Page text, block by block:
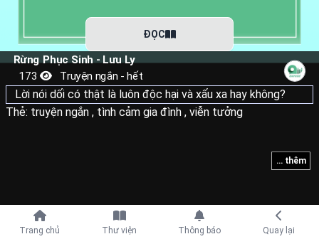
Tiếp tục với
ĐỌC
Rừng Phục Sinh - Lưu Ly
173 Truyện ngắn - hết
... thêm
Lời nói dối có thật là luôn độc hại và xấu xa hay không?
Thẻ: truyện ngắn , tình cảm gia đình , viễn tưởng
Trang chủ Thư viện Thông báo Quay lại